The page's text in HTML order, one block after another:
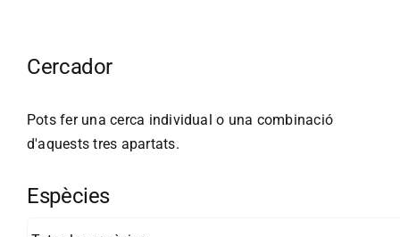
Cercador
Pots fer una cerca individual o una combinació
d'aquests tres apartats.
Espècies